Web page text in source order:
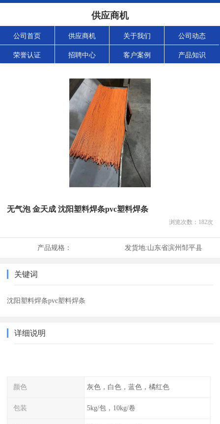
供应商机
公司首页 供应商机 关于我们 公司动态
荣誉认证 招聘中心 客户案例 产品知识
无气泡 金天成 沈阳塑料焊条pvc塑料焊条
浏览次数： 182次
产品规格： 发货地:山东省滨州邹平县
关键词
沈阳塑料焊条pvc塑料焊条
详细说明
颜色 灰色，白色，蓝色，橘红色
包装 5kg/包，10kg/卷